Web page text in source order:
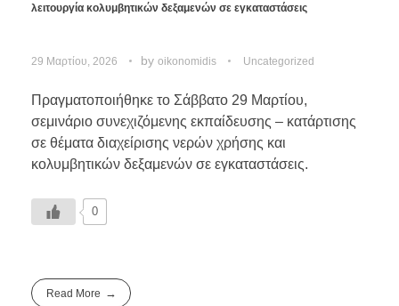
λειτουργία κολυμβητικών δεξαμενών σε εγκαταστάσεις
29 Μαρτίου, 2026 by oikonomidis Uncategorized
Πραγματοποιήθηκε το Σάββατο 29 Μαρτίου,
σεμινάριο συνεχιζόμενης εκπαίδευσης – κατάρτισης
σε θέματα διαχείρισης νερών χρήσης και
κολυμβητικών δεξαμενών σε εγκαταστάσεις.
0
Read More